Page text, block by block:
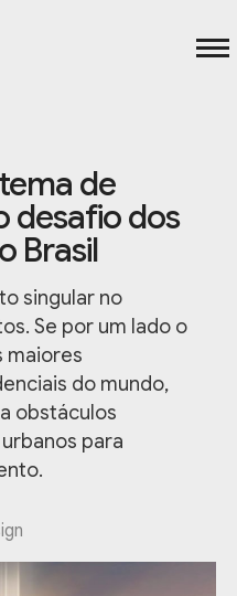
de
desafio dos
Brasil
singular no
Se por um lado o
maiores
do mundo,
obstáculos
para